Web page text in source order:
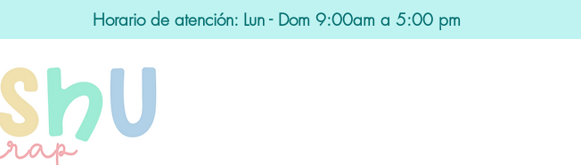
Horario de atención: Lun - Dom 9:00am a 5:00 pm